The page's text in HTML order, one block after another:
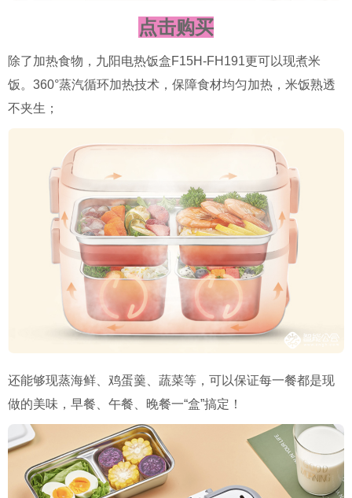
点击购买
除了加热食物，九阳电热饭盒F15H-FH191更可以现煮米
饭。360°蒸汽循环加热技术，保障食材均匀加热，米饭熟透
不夹生；
还能够现蒸海鲜、鸡蛋羹、蔬菜等，可以保证每一餐都是现
做的美味，早餐、午餐、晚餐一“盒”搞定！